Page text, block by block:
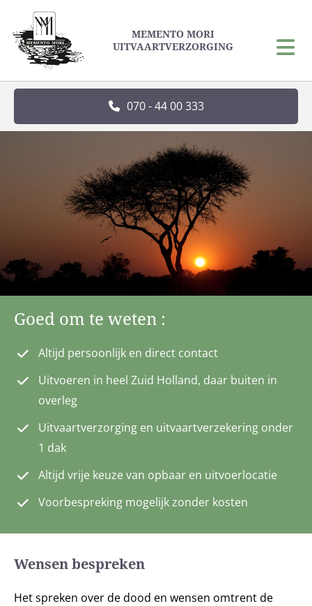
MEMENTO MORI
UITVAARTVERZORGING
070 - 44 00 333
Goed om te weten :
Altijd persoonlijk en direct contact
Uitvoeren in heel Zuid Holland, daar buiten in
overleg
Uitvaartverzorging en uitvaartverzekering onder
1 dak
Altijd vrije keuze van opbaar en uitvoerlocatie
Voorbespreking mogelijk zonder kosten
Goed om te weten :
Altijd persoonlijk en direct contact
Uitvoeren in heel Zuid Holland, daar buiten in
overleg
Uitvaartverzorging en uitvaartverzekering onder
1 dak
Altijd vrije keuze van opbaar en uitvoerlocatie
Voorbespreking mogelijk zonder kosten
Wensen bespreken
Het spreken over de dood en wensen omtrent de